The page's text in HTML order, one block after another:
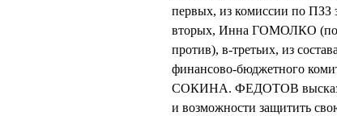
первых, из комиссии по
вторых, Инна ГОМОЛКО (по
против), в-третьих, из
финансово-бюджетного
СОКИНА. ФЕДОТОВ
и возможности защитить